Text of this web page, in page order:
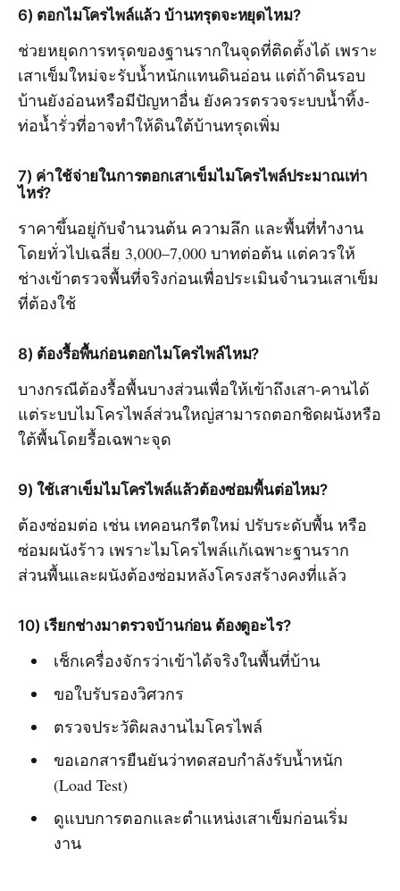
6) ตอกไมโครไพล์แล้ว บ้านทรุดจะหยุดไหม?
ช่วยหยุดการทรุดของฐานรากในจุดที่ติดตั้งได้ เพราะ
เสาเข็มใหม่จะรับน้ำหนักแทนดินอ่อน แต่ถ้าดินรอบ
บ้านยังอ่อนหรือมีปัญหาอื่น ยังควรตรวจระบบน้ำทิ้ง-
ท่อน้ำรั่วที่อาจทำให้ดินใต้บ้านทรุดเพิ่ม
7) ค่าใช้จ่ายในการตอกเสาเข็มไมโครไพล์ประมาณเท่า
ไหร่?
ราคาขึ้นอยู่กับจำนวนต้น ความลึก และพื้นที่ทำงาน
โดยทั่วไปเฉลี่ย 3,000–7,000 บาทต่อต้น แต่ควรให้
ช่างเข้าตรวจพื้นที่จริงก่อนเพื่อประเมินจำนวนเสาเข็ม
ที่ต้องใช้
8) ต้องรื้อพื้นก่อนตอกไมโครไพล์ไหม?
บางกรณีต้องรื้อพื้นบางส่วนเพื่อให้เข้าถึงเสา-คานได้
แต่ระบบไมโครไพล์ส่วนใหญ่สามารถตอกชิดผนังหรือ
ใต้พื้นโดยรื้อเฉพาะจุด
9) ใช้เสาเข็มไมโครไพล์แล้วต้องซ่อมพื้นต่อไหม?
ต้องซ่อมต่อ เช่น เทคอนกรีตใหม่ ปรับระดับพื้น หรือ
ซ่อมผนังร้าว เพราะไมโครไพล์แก้เฉพาะฐานราก
ส่วนพื้นและผนังต้องซ่อมหลังโครงสร้างคงที่แล้ว
10) เรียกช่างมาตรวจบ้านก่อน ต้องดูอะไร?
เช็กเครื่องจักรว่าเข้าได้จริงในพื้นที่บ้าน
ขอใบรับรองวิศวกร
ตรวจประวัติผลงานไมโครไพล์
ขอเอกสารยืนยันว่าทดสอบกำลังรับน้ำหนัก
(Load Test)
ดูแบบการตอกและตำแหน่งเสาเข็มก่อนเริ่ม
งาน